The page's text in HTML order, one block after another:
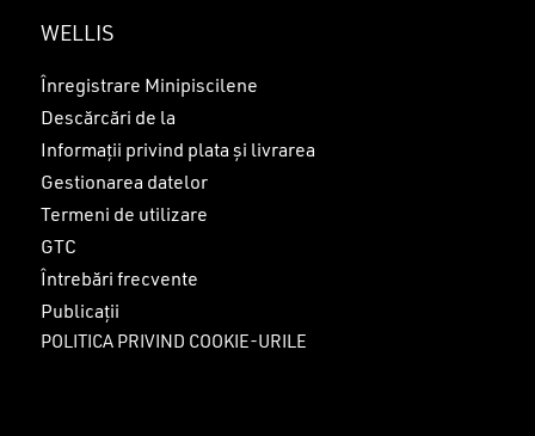
WELLIS
Înregistrare Minipiscilene
Descărcări de la
Informații privind plata și livrarea
Gestionarea datelor
Termeni de utilizare
GTC
Întrebări frecvente
Publicații
POLITICA PRIVIND COOKIE-URILE